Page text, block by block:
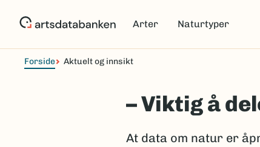
Arter Naturtyper
Forside Aktuelt og innsikt
– Viktig å
At data om natur er